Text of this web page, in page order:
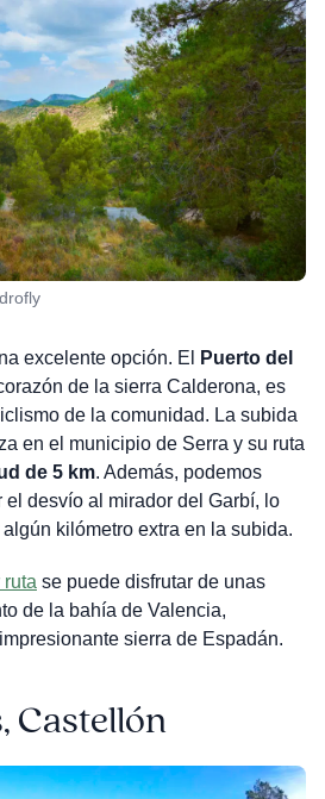
excelente opción. El
Puerto del
de la sierra Calderona, es
de la comunidad. La subida
en el municipio de Serra y su ruta
de 5 km. Además, podemos
el desvío al mirador del Garbí, lo
kilómetro extra en la subida.
se puede disfrutar de unas
de la bahía de Valencia,
sierra de Espadán.
Castellón